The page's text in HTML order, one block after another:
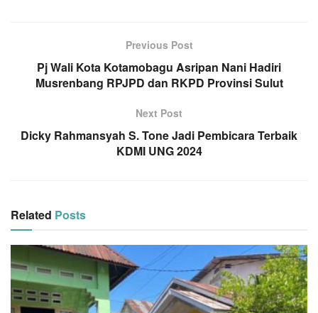
Previous Post
Pj Wali Kota Kotamobagu Asripan Nani Hadiri
Musrenbang RPJPD dan RKPD Provinsi Sulut
Next Post
Dicky Rahmansyah S. Tone Jadi Pembicara Terbaik
KDMI UNG 2024
Related Posts